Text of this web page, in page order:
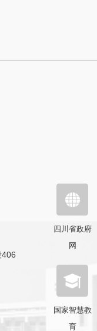
406
四川省政府
网
国家智慧教
育